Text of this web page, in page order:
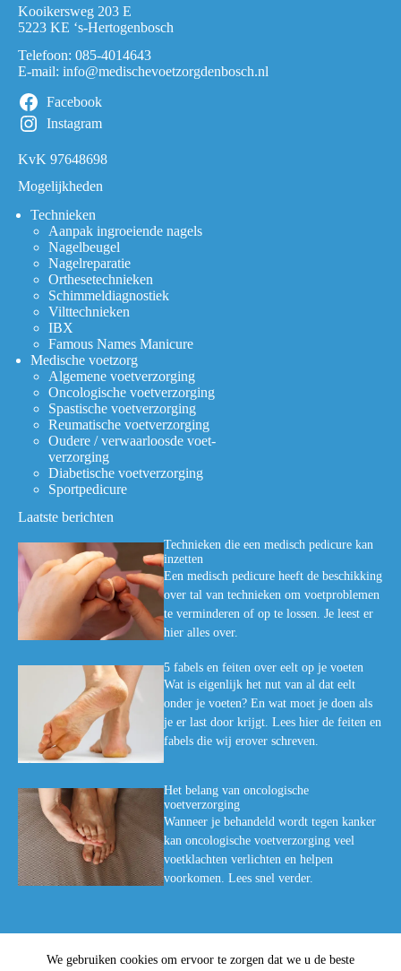
We gebruiken cookies om ervoor te zorgen dat we u de beste
Kooikersweg 203 E
5223 KE ‘s-Hertogenbosch
Telefoon: 085-4014643
E-mail: info@medischevoetzorgdenbosch.nl
Facebook
Instagram
KvK 97648698
Mogelijkheden
Technieken
Aanpak ingroeiende nagels
Nagelbeugel
Nagelreparatie
Orthesetechnieken
Schimmeldiagnostiek
Vilttechnieken
IBX
Famous Names Manicure
Medische voetzorg
Algemene voetverzorging
Oncologische voetverzorging
Spastische voetverzorging
Reumatische voetverzorging
Oudere / verwaarloosde voet-
verzorging
Diabetische voetverzorging
Sportpedicure
Laatste berichten
Technieken die een medisch pedicure kan
inzetten
Een medisch pedicure heeft de beschikking
over tal van technieken om voetproblemen
te verminderen of op te lossen. Je leest er
hier alles over.
5 fabels en feiten over eelt op je voeten
Wat is eigenlijk het nut van al dat eelt
onder je voeten? En wat moet je doen als
je er last door krijgt. Lees hier de feiten en
fabels die wij erover schreven.
Het belang van oncologische
voetverzorging
Wanneer je behandeld wordt tegen kanker
kan oncologische voetverzorging veel
voetklachten verlichten en helpen
voorkomen. Lees snel verder.
© Medische Voetzorg Den Bosch - Privacyverklaring -